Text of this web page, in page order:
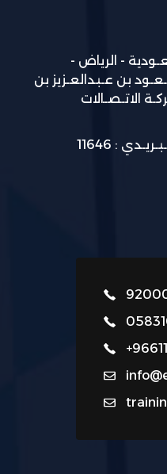
- الرياض -
بن عـبدالعـزيز بن
الاتـصـالات